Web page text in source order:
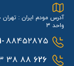
آدرس مودم ایران : تهران
واحد 3
88452875
626
88 38 0933